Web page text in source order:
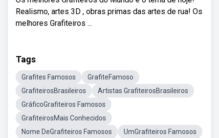
Realismo, artes 3D , obras primas das artes de rua! Os
melhores Grafiteiros ...
Tags
Grafites Famosos
GrafiteFamoso
GrafiteirosBrasileiros
Artistas GrafiteirosBrasileiros
GráficoGrafiteiros Famosos
GrafiteirosMais Conhecidos
Nome DeGrafiteiros Famosos
UmGrafiteiros Famosos